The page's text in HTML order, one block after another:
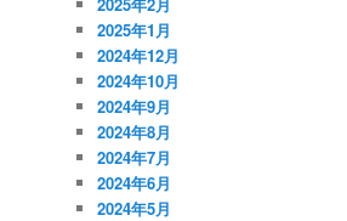
2025年1月
2024年12月
2024年10月
2024年9月
2024年8月
2024年7月
2024年6月
2024年5月